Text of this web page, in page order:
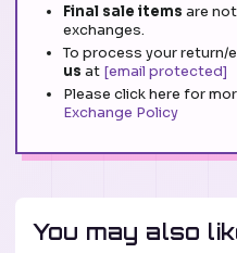
Final sale items are
exchanges.
To process your return/
us at [email protected]
Please click here for
Exchange Policy
You may also